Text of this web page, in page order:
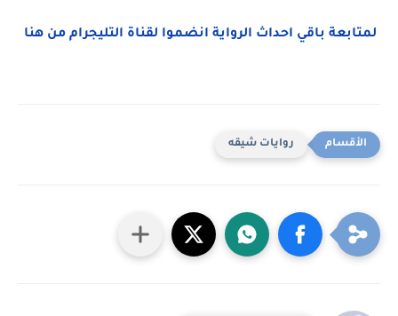
لمتابعة باقي احداث الرواية انضموا لقناة التليجرام من هنا
روايات شيقه